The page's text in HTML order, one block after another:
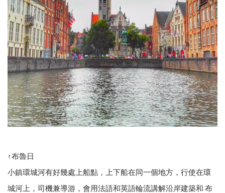
↑布魯日
小鎮環城河有好幾處上船點，上下船在同一個地方，行使在環
城河上，司機兼導游，會用法語和英語輪流講解沿岸建築和 布